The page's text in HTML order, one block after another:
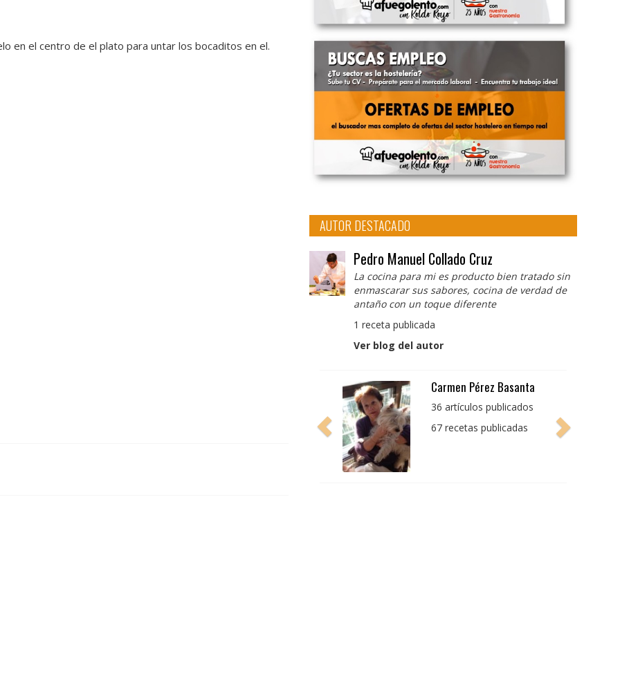
en el centro de el plato para untar los bocaditos en el.
AUTOR DESTACADO
Pedro Manuel Collado Cruz
La cocina para mi es producto bien tratado sin
enmascarar sus sabores, cocina de verdad de
antaño con un toque diferente
1 receta publicada
Ver blog del autor
Pedro Manuel Collado
Cruz
producto bien tratado